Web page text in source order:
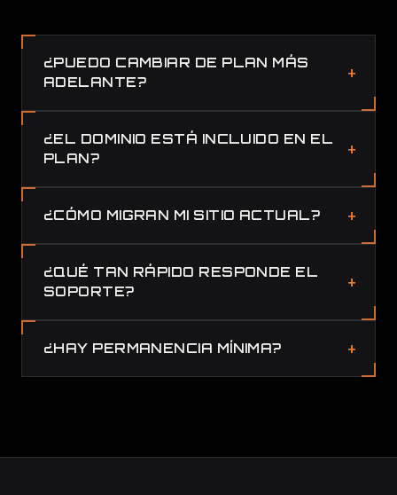
¿PUEDO CAMBIAR DE PLAN MÁS
ADELANTE?
¿EL DOMINIO ESTÁ INCLUIDO EN EL
PLAN?
¿CÓMO MIGRAN MI SITIO ACTUAL?
¿QUÉ TAN RÁPIDO RESPONDE EL
SOPORTE?
¿HAY PERMANENCIA MÍNIMA?